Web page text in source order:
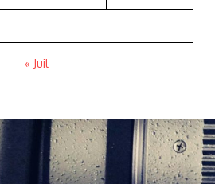
« Juil